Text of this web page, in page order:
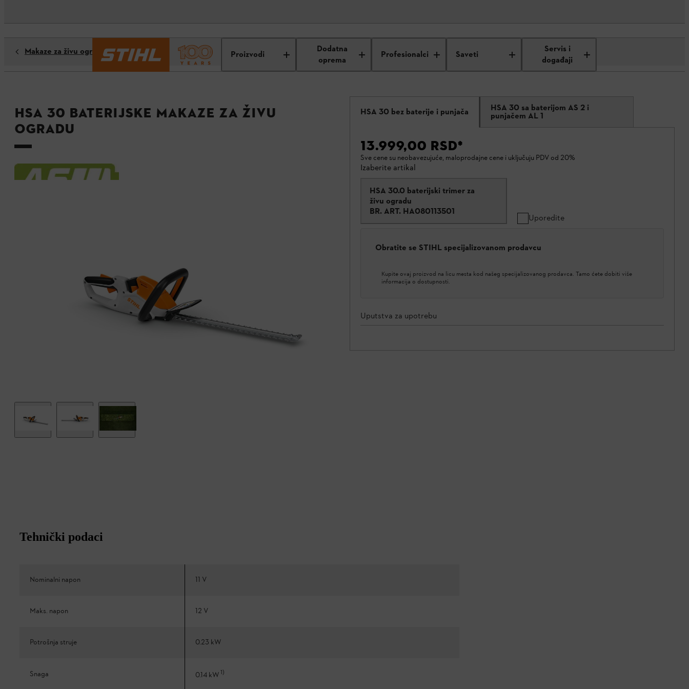
Proizvodi
Dodatna
oprema
Profesionalci Saveti
Servis i
događaji
Makaze za živu ogradu
HSA 30 baterijske makaze za živu
ogradu
HSA 30 bez baterije i punjača HSA 30 sa baterijom AS 2 i
punjačem AL 1
13.999,00 RSD*
Sve cene su neobavezujuće, maloprodajne cene i uključuju PDV od 20%
Izaberite artikal
HSA 30.0 baterijski trimer za
živu ogradu
BR. ART. HA080113501
Uporedite
Obratite se STIHL specijalizovanom prodavcu
Kupite ovaj proizvod na licu mesta kod našeg specijalizovanog prodavca. Tamo ćete dobiti više
informacija o dostupnosti.
Uputstva za upotrebu
Tehnički podaci
Nominalni napon 11 V
Maks. napon 12 V
Potrošnja struje 0.23 kW
Snaga 0.14 kW1)